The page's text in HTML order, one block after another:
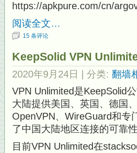
https://apkpure.com/cn/
阅读全文…
15 条评论
KeepSolid VPN
2020年9月24日 | 分类: 翻墙
VPN Unlimited是KeepSolid
大陆提供美国、英国、德国
OpenVPN、WireGuard和专
了中国大陆地区连接的可靠性
目前VPN Unlimited在